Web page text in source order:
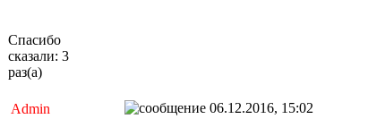
Спасибо
сказали: 3
раз(а)
Admin 06.12.2016, 15:02